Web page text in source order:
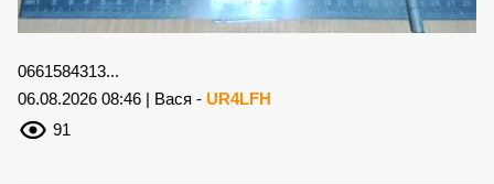
0661584313...
06.08.2026 08:46 | Вася - UR4LFH
91